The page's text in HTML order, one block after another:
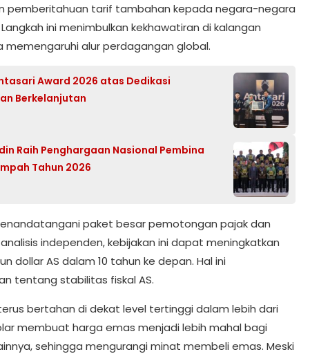
pemberitahuan tarif tambahan kepada negara-negara
ini menimbulkan kekhawatiran di kalangan
memengaruhi alur perdagangan global.
Award 2026 atas Dedikasi
Berkelanjutan
Raih Penghargaan Nasional Pembina
Tahun 2026
paket besar pemotongan pajak dan
independen, kebijakan ini dapat meningkatkan
dollar AS dalam 10 tahun ke depan. Hal ini
tentang stabilitas fiskal AS.
bertahan di dekat level tertinggi dalam lebih dari
membuat harga emas menjadi lebih mahal bagi
sehingga mengurangi minat membeli emas. Meski